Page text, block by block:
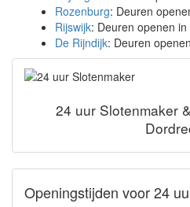
Rozenburg: Deuren
Rijswijk: Deuren openen in
De Rijndijk: Deuren
24 uur Slotenmaker
Openingstijden voor 24